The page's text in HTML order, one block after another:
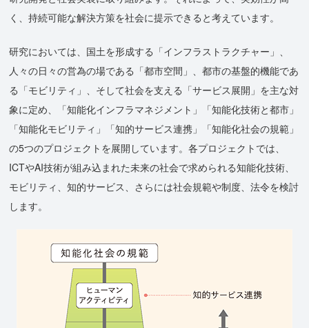
く、持続可能な解決方策を社会に提示できると考えています。
研究においては、国土を形成する「インフラストラクチャー」、
人々の日々の営為の場である「都市空間」、都市の基盤的機能であ
る「モビリティ」、そして社会を支える「サービス展開」を主な対
象に定め、「知能化インフラマネジメント」「知能化技術と都市」
「知能化モビリティ」「知的サービス連携」「知能化社会の規範」
の5つのプロジェクトを展開しています。各プロジェクトでは、
ICTやAI技術が組み込まれた未来の社会で求められる知能化技術、
モビリティ、知的サービス、さらには社会規範や制度、法令を検討
します。